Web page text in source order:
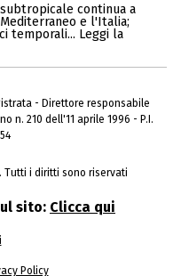
continua a
e l'Italia;
temporali... Leggi la
- Direttore responsabile
n. 210 dell'11 aprile 1996 - P.I.
Tutti i diritti sono riservati
sito: Clicca qui
Policy